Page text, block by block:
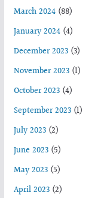
March 2024(88)
January 2024(4)
December 2023(3)
November 2023(1)
October 2023(4)
September 2023(1)
July 2023(2)
June 2023(5)
May 2023(5)
April 2023(2)